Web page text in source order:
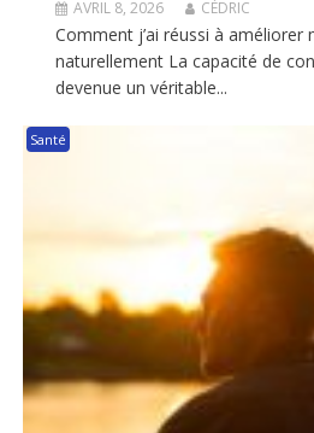
AVRIL 8, 2026 CÉDRIC
Comment j’ai réussi à améliorer
naturellement La capacité de
devenue un véritable...
Santé